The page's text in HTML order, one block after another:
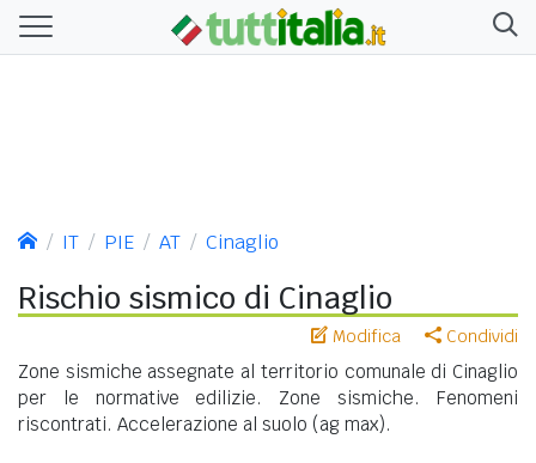
IT PIE AT Cinaglio
Rischio sismico di Cinaglio
Modifica Condividi
Zone sismiche assegnate al territorio comunale di Cinaglio
per le normative edilizie. Zone sismiche. Fenomeni
riscontrati. Accelerazione al suolo (ag max).